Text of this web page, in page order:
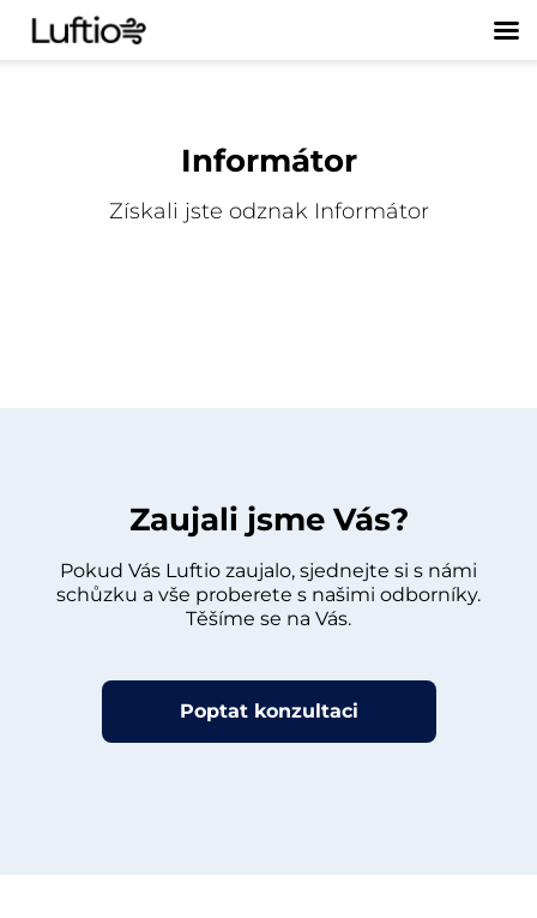
Informátor
Získali jste odznak Informátor
Zaujali jsme Vás?
Pokud Vás Luftio zaujalo, sjednejte si s námi
schůzku a vše proberete s našimi odborníky.
Těšíme se na Vás.
Poptat konzultaci